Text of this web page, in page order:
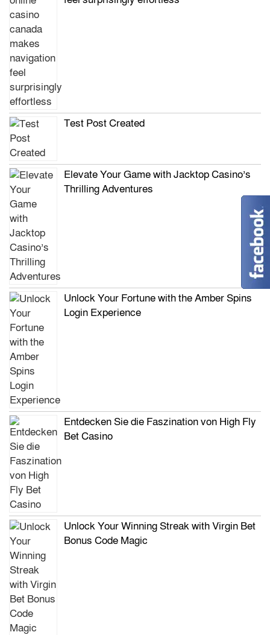
Test Post Created
Elevate Your Game with Jacktop Casino’s
Thrilling Adventures
Unlock Your Fortune with the Amber Spins
Login Experience
Entdecken Sie die Faszination von High Fly
Bet Casino
Unlock Your Winning Streak with Virgin Bet
Bonus Code Magic